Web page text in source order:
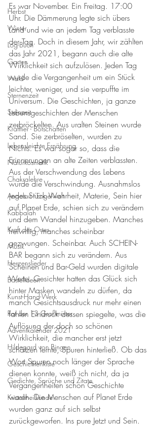
Herbst
Winter
Log-Buch
Garten
Wald
Sternenzeit
Steinzeit
Krafttier - Botschaften
Lebensleichte Ernährung
Naturkosmetik
Chakralehre
Angelart - Engelwelt
Kabbalah
Kraft des Ortes
Musik
Herzenslieder
Bastelideen
Kunst-Hand-Werk
Rat der 13 Großmütter
Adventkalender 2021
Hildegard von Bingen
Geschichtenkiste
Gedichte, Sprüche und Zitate
Kristallheilkunde
Es war November. Ein Freitag. 17:00
Uhr. Die Dämmerung legte sich übers
Land und wie an jedem Tag verblasste
der Tag. Doch in diesem Jahr, wir zählten
das Jahr 2021, begann auch die alte
Wirklichkeit sich aufzulösen. Jeden Tag
wurde die Vergangenheit um ein Stück
leichter, weniger, und sie verpuffte im
Universum. Die Geschichten, ja ganze
Lebensgeschichten der Menschen
zerbröckelten. Aus uralten Steinen wurde
Sand. Sie zerbröselten, wurden zu
Nichts. Es war sogar so, dass die
Erinnerungen an alte Zeiten verblassten.
Aus der Verschwendung des Lebens
wurde die Verschwindung. Ausnahmslos
jedes Stück Wahrheit, Materie, Sein hier
auf Planet Erde, schien sich zu verändern
und dem Wandel hinzugeben. Manches
freiwillig, manches scheinbar
gezwungen. Scheinbar. Auch SCHEIN-
BAR begann sich zu verändern. Aus
Scheinen und Bar-Geld wurden digitale
Werte. Gesichter hatten das Glück sich
hinter Masken wandeln zu dürfen, da
manch Gesichtsausdruck nur mehr einen
fahlen Eindruck dessen spiegelte, was die
Auflösung der doch so schönen
Wirklichkeit, die mancher erst jetzt
schätzen lernte, Spuren hinterließ. Ob das
Wort Spuren noch länger der Sprache
dienen konnte, weiß ich nicht, da ja
Vergangenheiten schon Geschichte
waren. Die Menschen auf Planet Erde
wurden ganz auf sich selbst
zurückgeworfen. Ins pure Jetzt und Sein.